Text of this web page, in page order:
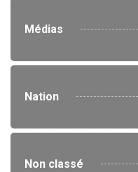
Médias
Nation
Non classé